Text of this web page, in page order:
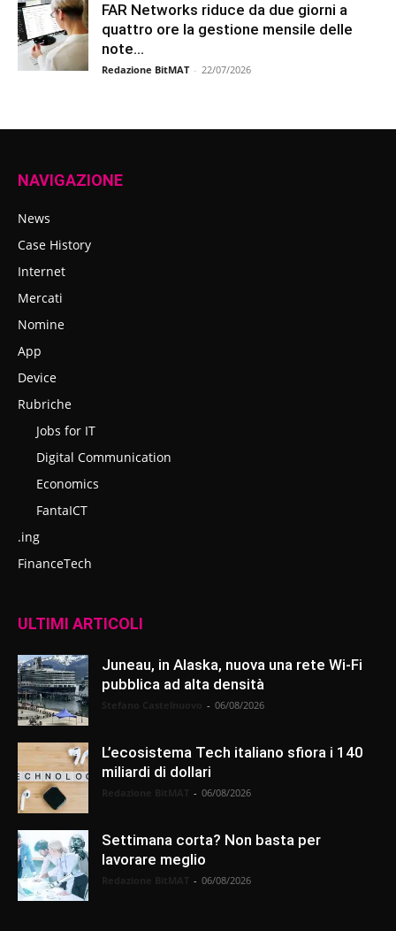
FAR Networks riduce da due giorni a
quattro ore la gestione mensile delle
note...
Redazione BitMAT - 22/07/2026
NAVIGAZIONE
News
Case History
Internet
Mercati
Nomine
App
Device
Rubriche
Jobs for IT
Digital Communication
Economics
FantaICT
.ing
FinanceTech
ULTIMI ARTICOLI
Juneau, in Alaska, nuova una rete Wi-Fi
pubblica ad alta densità
- 06/08/2026
L’ecosistema Tech italiano sfiora i 140
miliardi di dollari
- 06/08/2026
Settimana corta? Non basta per
lavorare meglio
- 06/08/2026